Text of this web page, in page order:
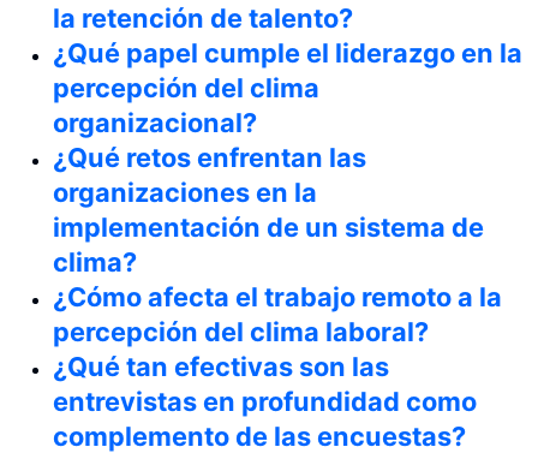
la retención de talento?
¿Qué papel cumple el liderazgo en la
percepción del clima
organizacional?
¿Qué retos enfrentan las
organizaciones en la
implementación de un sistema de
clima?
¿Cómo afecta el trabajo remoto a la
percepción del clima laboral?
¿Qué tan efectivas son las
entrevistas en profundidad como
complemento de las encuestas?